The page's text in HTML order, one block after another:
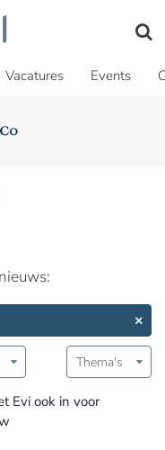
Vacatures Events
Thema's
Evi ook in voor